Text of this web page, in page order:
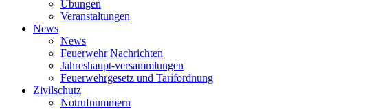
Übungen
Veranstaltungen
News
News
Feuerwehr Nachrichten
Jahreshaupt-versammlungen
Feuerwehrgesetz und Tarifordnung
Zivilschutz
Notrufnummern